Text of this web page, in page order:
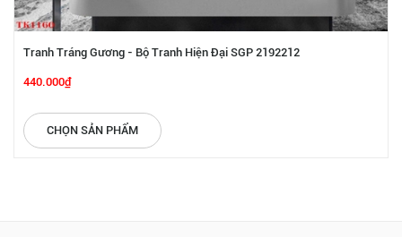
Tranh Tráng Gương - Bộ Tranh Hiện Đại SGP 2192212
440.000₫
CHỌN SẢN PHẨM